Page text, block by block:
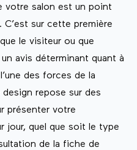
votre salon est un point
sur cette première
le visiteur ou que
avis déterminant quant à
des forces de la
repose sur des
présenter votre
jour, quel que soit le type
de la fiche de